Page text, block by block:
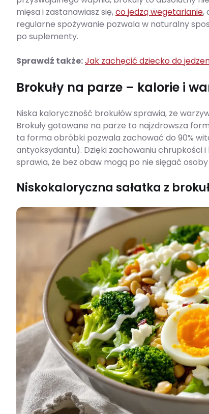
mięsa i zastanawiasz się,co jedzą wegetarianie,
regularne spożywanie pozwala w naturalny
po suplementy.
Sprawdź także:Jak zachęcić dziecko do
Brokuły na parze – kalorie i
Niska kaloryczność brokułów sprawia, że
Brokuły gotowane na parze to najzdrowsza
ta forma obróbki pozwala zachować do 90%
antyoksydantu). Dzięki zachowaniu chrupkości i
sprawia, że bez obaw mogą po nie sięgać
Niskokaloryczna sałatka z